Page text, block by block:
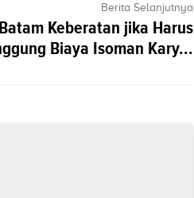
Berita Selanjutnya
Keberatan jika Harus
Biaya Isoman Kary...